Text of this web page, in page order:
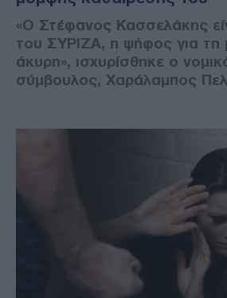
«Ο Στέφανος Κασσελάκης
του ΣΥΡΙΖΑ, η ψήφος για τη
άκυρη», ισχυρίσθηκε ο
σύμβουλος, Χαράλαμπος